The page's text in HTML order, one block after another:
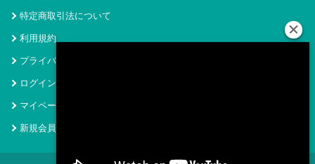
特定商取引法について
利用規約
プライバシーポリシー
ログイン
マイページ
新規会員登録